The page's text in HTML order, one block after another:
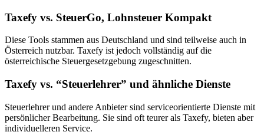
Taxefy vs. SteuerGo, Lohnsteuer Kompakt
Diese Tools stammen aus Deutschland und sind teilweise auch in
Österreich nutzbar. Taxefy ist jedoch vollständig auf die
österreichische Steuergesetzgebung zugeschnitten.
Taxefy vs. “Steuerlehrer” und ähnliche Dienste
Steuerlehrer und andere Anbieter sind serviceorientierte Dienste mit
persönlicher Bearbeitung. Sie sind oft teurer als Taxefy, bieten aber
individuelleren Service.